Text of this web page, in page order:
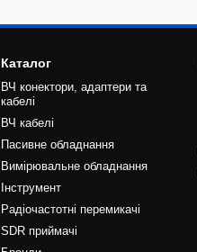
Каталог
ВЧ конектори, адаптери та
кабелі
ВЧ кабелі
Пасивне обладнання
Вимірювальне обладнання
Інструмент
Радіочастотні перемикачі
SDR приймачі